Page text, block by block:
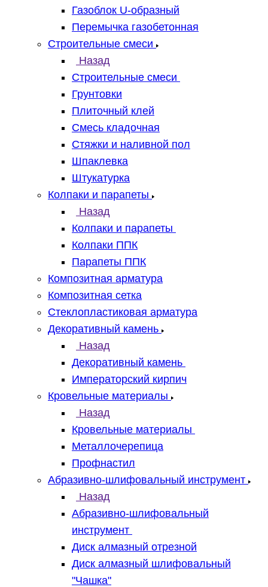
Газоблок U-образный
Перемычка газобетонная
Строительные смеси
Назад
Строительные смеси
Грунтовки
Плиточный клей
Смесь кладочная
Стяжки и наливной пол
Шпаклевка
Штукатурка
Колпаки и парапеты
Назад
Колпаки и парапеты
Колпаки ППК
Парапеты ППК
Композитная арматура
Композитная сетка
Стеклопластиковая арматура
Декоративный камень
Назад
Декоративный камень
Императорский кирпич
Кровельные материалы
Назад
Кровельные материалы
Металлочерепица
Профнастил
Абразивно-шлифовальный инструмент
Назад
Абразивно-шлифовальный
инструмент
Диск алмазный отрезной
Диск алмазный шлифовальный
"Чашка"